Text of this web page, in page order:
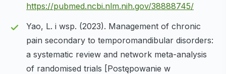
https://pubmed.ncbi.nlm.nih.gov/38888745/
Yao, L. i wsp. (2023). Management of chronic
pain secondary to temporomandibular disorders:
a systematic review and network meta-analysis
of randomised trials [Postępowanie w